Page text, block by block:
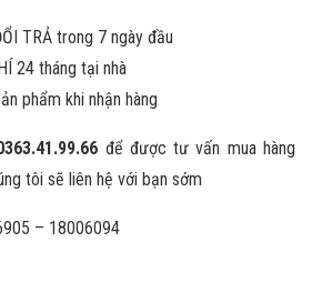
TRẢ trong 7 ngày đầu
24 tháng tại nhà
phẩm khi nhận hàng
để được tư vấn mua hàng
tôi sẽ liên hệ với bạn sớm
– 18006094